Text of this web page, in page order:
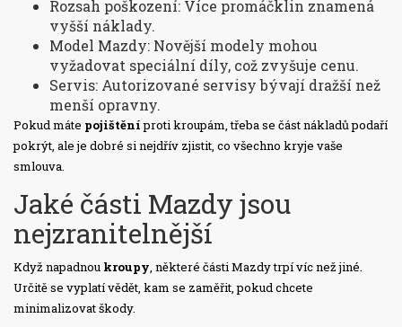
Rozsah poškození: Více promáčklin znamená
vyšší náklady.
Model Mazdy: Novější modely mohou
vyžadovat speciální díly, což zvyšuje cenu.
Servis: Autorizované servisy bývají dražší než
menší opravny.
Pokud máte pojištěníproti kroupám, třeba se část nákladů podaří
pokrýt, ale je dobré si nejdřív zjistit, co všechno kryje vaše
smlouva.
Jaké části Mazdy jsou
nejzranitelnější
Když napadnoukroupy, některé části Mazdy trpí víc než jiné.
Určitě se vyplatí vědět, kam se zaměřit, pokud chcete
minimalizovat škody.